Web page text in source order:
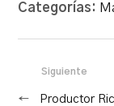
Categorías:
Siguiente
←
Productor